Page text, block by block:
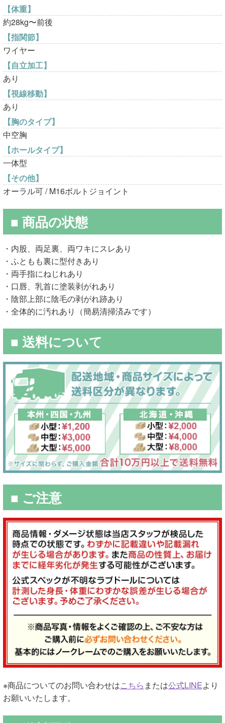
【体重】
約28kg〜前後
【指関節】
ワイヤー
【自立加工】
あり
【視線移動】
あり
【胸のタイプ】
中空胸
【ホールタイプ】
一体型
【その他】
オーラル可 / M16ボルトジョイント
■ 商品の状態
・内股、両足裏、両ワキにスレあり
・ふともも裏に型付きあり
・両手指にねじれあり
・口唇、乳首に塗装剥がれあり
・陰部上部に陰毛の剥がれ跡あり
・全体的に汚れあり（簡易清掃済みです）
■ 送料について
■ ご注意
※商品についてのお問い合わせはこちら または公式LINEより
お願いいたします。